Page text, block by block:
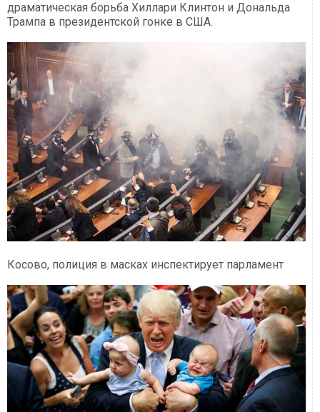
драматическая борьба Хиллари Клинтон и Дональда
Трампа в президентской гонке в США.
Косово, полиция в масках инспектирует парламент